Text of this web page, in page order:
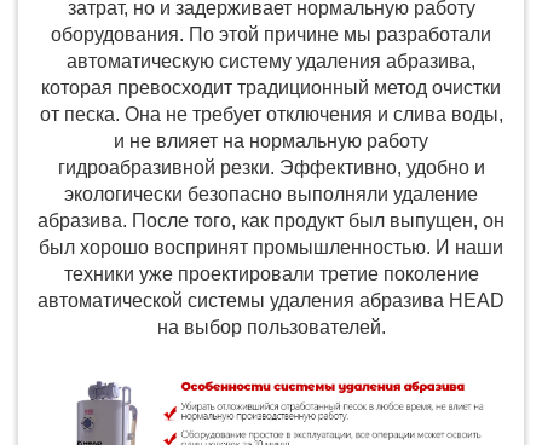
затрат, но и задерживает нормальную работу
оборудования. По этой причине мы разработали
автоматическую систему удаления абразива,
которая превосходит традиционный метод очистки
от песка. Она не требует отключения и слива воды,
и не влияет на нормальную работу
гидроабразивной резки. Эффективно, удобно и
экологически безопасно выполняли удаление
абразива. После того, как продукт был выпущен, он
был хорошо воспринят промышленностью. И наши
техники уже проектировали третие поколение
автоматической системы удаления абразива HEAD
на выбор пользователей.